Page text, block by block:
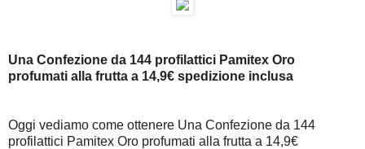
Una Confezione da 144 profilattici Pamitex Oro
profumati alla frutta a 14,9€ spedizione inclusa
Oggi vediamo come ottenere Una Confezione da 144
profilattici Pamitex Oro profumati alla frutta a 14,9€